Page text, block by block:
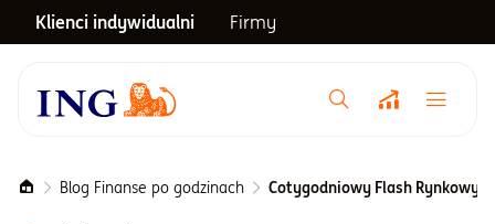
Klienci indywidualni Firmy
Menu główne
Notowania
Blog Finanse po godzinach Cotygodniowy Flash Rynkowy